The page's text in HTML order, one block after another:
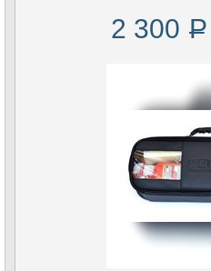
2 300 Р